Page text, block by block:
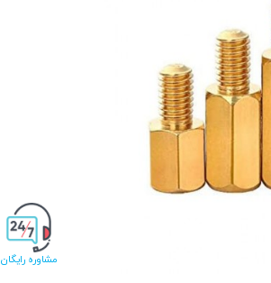
مشاوره رایگان